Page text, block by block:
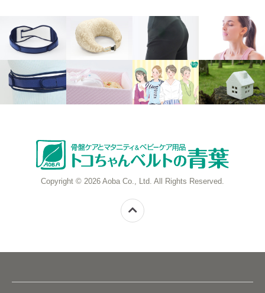
Copyright © 2026 Aoba Co., Ltd. All Rights Reserved.